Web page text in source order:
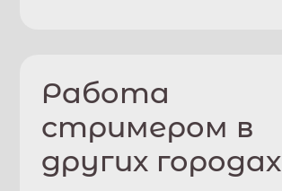
Работа
стримером в
других городах